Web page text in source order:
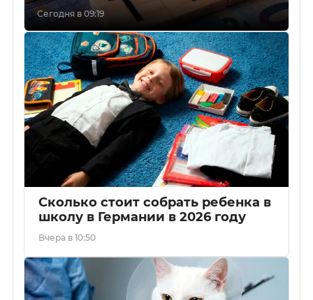
Сегодня в 09:19
Сколько стоит собрать ребенка в
школу в Германии в 2026 году
Вчера в 10:50